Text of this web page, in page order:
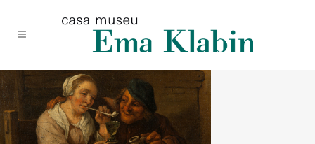
conteúdo
navegação
site